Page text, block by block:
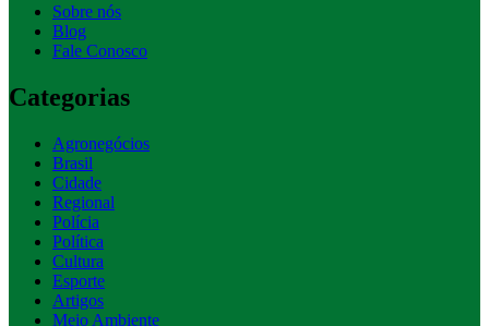
Sobre nós
Blog
Fale Conosco
Categorias
Agronegócios
Brasil
Cidade
Regional
Polícia
Política
Cultura
Esporte
Artigos
Meio Ambiente